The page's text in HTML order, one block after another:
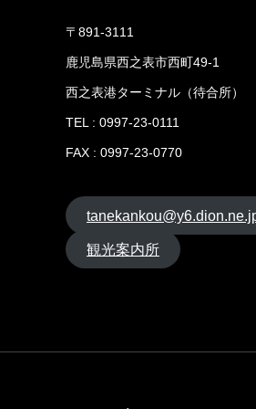
〒891-3111
鹿児島県西之表市西町49-1
西之表港ターミナル（待合所）
TEL : 0997-23-0111
FAX : 0997-23-0770
観光案内所